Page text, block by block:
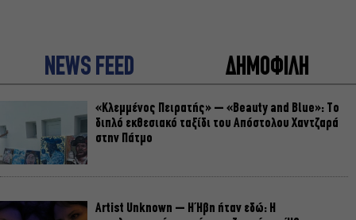
NEWS FEED ΔΗΜΟΦΙΛΗ
«Κλεμμένος Πειρατής» – «Beauty and Blue»: Το
διπλό εκθεσιακό ταξίδι του Απόστολου Χαντζαρά
στην Πάτμο
Artist Unknown – Η Ήβη ήταν εδώ: Η